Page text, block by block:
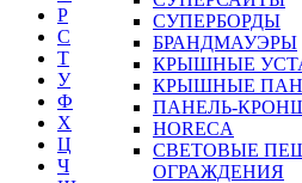
СУПЕРБОРДЫ
БРАНДМАУЭРЫ
КРЫШНЫЕ
КРЫШНЫЕ
ПАНЕЛЬ-
HORECA
СВЕТОВЫЕ
ОГРАЖДЕНИЯ
Р
С
Т
У
Ф
Х
Ц
Ч